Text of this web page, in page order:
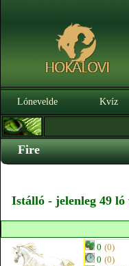
Lónevelde Kvíz
Fire
Istálló - jelenleg 49 ló
0 (0)
0 (0)